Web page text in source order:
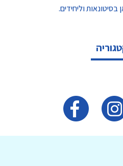
וליחידים.